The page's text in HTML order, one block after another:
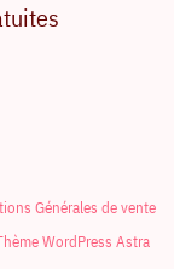
Générales de vente
WordPress Astra